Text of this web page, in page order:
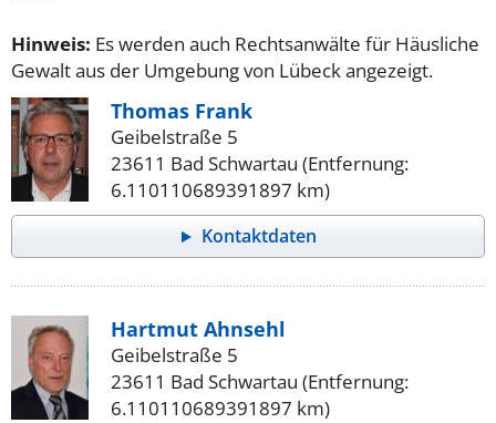
Hinweis: Es werden auch Rechtsanwälte für Häusliche
Gewalt aus der Umgebung von Lübeck angezeigt.
Thomas Frank
Geibelstraße 5
23611 Bad Schwartau (Entfernung:
6.110110689391897 km)
Kontaktdaten
Hartmut Ahnsehl
Geibelstraße 5
23611 Bad Schwartau (Entfernung:
6.110110689391897 km)